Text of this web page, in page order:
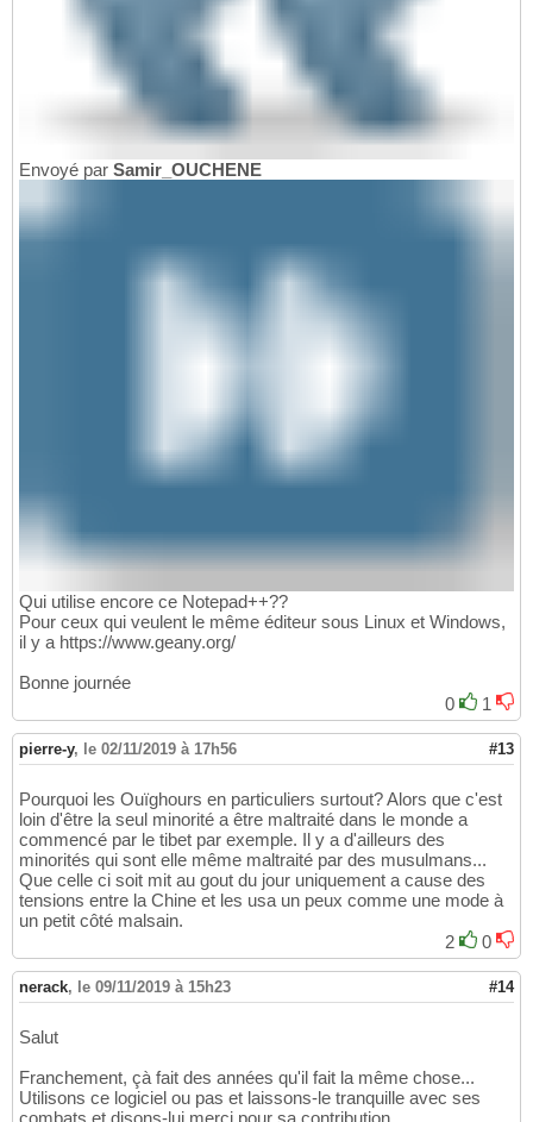
Envoyé par Samir_OUCHENE
Qui utilise encore ce Notepad++??
Pour ceux qui veulent le même éditeur sous Linux et Windows,
il y a https://www.geany.org/
Bonne journée
0
1
pierre-y, le 02/11/2019 à 17h56 #13
Pourquoi les Ouïghours en particuliers surtout? Alors que c'est
loin d'être la seul minorité a être maltraité dans le monde a
commencé par le tibet par exemple. Il y a d'ailleurs des
minorités qui sont elle même maltraité par des musulmans...
Que celle ci soit mit au gout du jour uniquement a cause des
tensions entre la Chine et les usa un peux comme une mode à
un petit côté malsain.
2
0
nerack, le 09/11/2019 à 15h23 #14
Salut
Franchement, çà fait des années qu'il fait la même chose...
Utilisons ce logiciel ou pas et laissons-le tranquille avec ses